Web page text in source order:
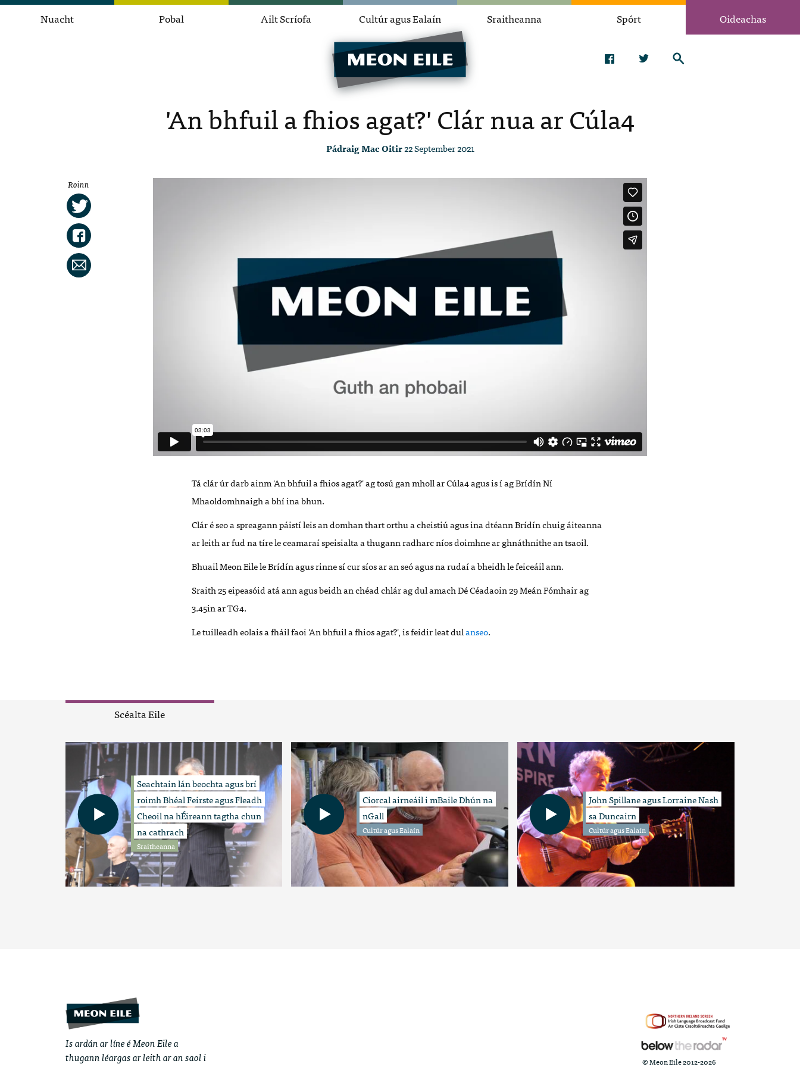
Nuacht Pobal Ailt Scríofa Cultúr agus Ealaín Sraitheanna Spórt Oideachas
'An bhfuil a fhios agat?' Clár nua ar Cúla4
Pádraig Mac Oitir22 September 2021
Roinn
Tá clár úr darb ainm 'An bhfuil a fhios agat?' ag tosú gan mholl ar Cúla4 agus is í ag Brídín Ní
Mhaoldomhnaigh a bhí ina bhun.
Clár é seo a spreagann páistí leis an domhan thart orthu a cheistiú agus ina dtéann Brídín chuig áiteanna
ar leith ar fud na tíre le ceamaraí speisialta a thugann radharc níos doimhne ar ghnáthnithe an tsaoil.
Bhuail Meon Eile le Brídín agus rinne sí cur síos ar an seó agus na rudaí a bheidh le feiceáil ann.
Sraith 25 eipeasóid atá ann agus beidh an chéad chlár ag dul amach Dé Céadaoin 29 Meán Fómhair ag
3.45in ar TG4.
Le tuilleadh eolais a fháil faoi 'An bhfuil a fhios agat?', is feidir leat dulanseo.
Scéalta Eile
Seachtain lán beochta agus brí
roimh Bhéal Feirste agus Fleadh
Cheoil na hÉireann tagtha chun
na cathrach
Sraitheanna
Ciorcal airneáil i mBaile Dhún na
nGall
Cultúr agus Ealaín
John Spillane agus Lorraine Nash
sa Duncairn
Cultúr agus Ealaín
Is ardán ar líne é Meon Eile a
thugann léargas ar leith ar an saol i
© Meon Eile 2012-2026